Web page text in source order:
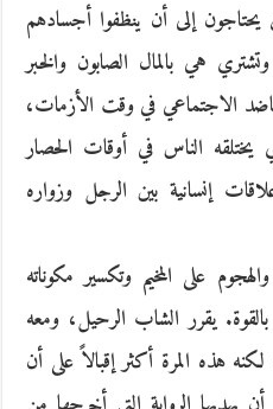
يحتاجون إلى أن ينظفوا أجسادهم
هي بالمال الصابون والخبر
الاجتماعي في وقت الأزمات،
يختلقه الناس في أوقات الحصار
إنسانية بين الرجل وزواره
على المخيم وتكسير مكوناته
يقرر الشاب الرحيل، ومعه
هذه المرة أكثر إقبالاً على أن